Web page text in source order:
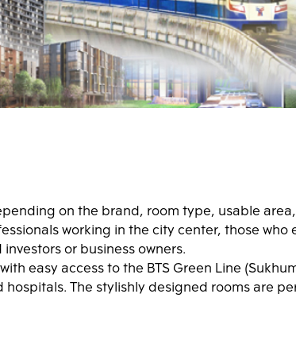
on the brand, room type, usable
working in the city center, those who
or business owners.
easy access to the BTS Green Line
The stylishly designed rooms are